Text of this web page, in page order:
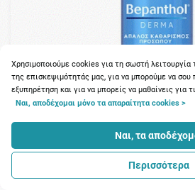
Χρησιμοποιούμε cookies για τη σωστή λειτουργία
της επισκεψιμότητάς μας, για να μπορούμε να σου
εξυπηρέτηση και για να μπορείς να μαθαίνεις για
Ναι, αποδέχομαι μόνο τα απαραίτητα cookies >
Ναι, τα
Περισσότερα